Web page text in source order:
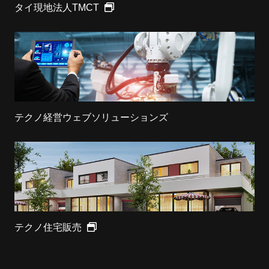
タイ現地法人TMCT
テクノ経営ウェブソリューションズ
テクノ住宅販売